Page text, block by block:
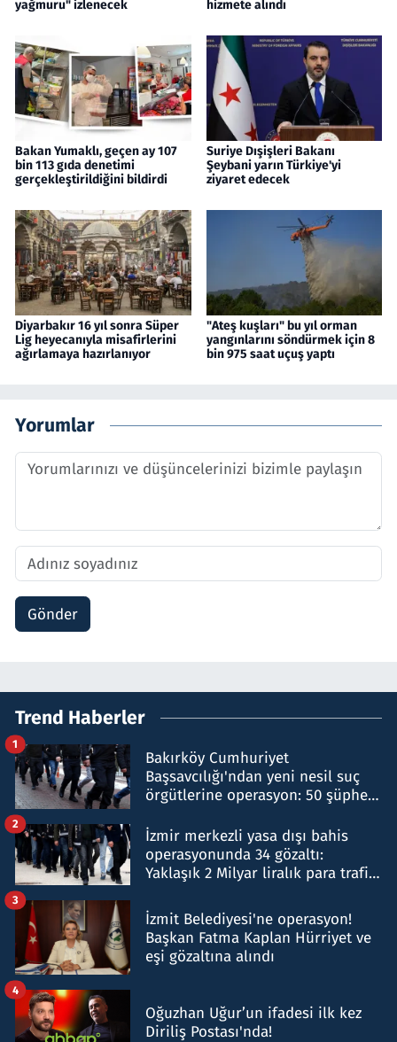
yağmuru" izlenecek hizmete alındı
Bakan Yumaklı, geçen ay 107
bin 113 gıda denetimi
gerçekleştirildiğini bildirdi
Suriye Dışişleri Bakanı
Şeybani yarın Türkiye'yi
ziyaret edecek
Diyarbakır 16 yıl sonra Süper
Lig heyecanıyla misafirlerini
ağırlamaya hazırlanıyor
"Ateş kuşları" bu yıl orman
yangınlarını söndürmek için 8
bin 975 saat uçuş yaptı
Yorumlar
Gönder
Trend Haberler
Bakırköy Cumhuriyet
Başsavcılığı'ndan yeni nesil suç
örgütlerine operasyon: 50 şüpheli
1
İzmir merkezli yasa dışı bahis
operasyonunda 34 gözaltı:
Yaklaşık 2 Milyar liralık para trafiği
2
İzmit Belediyesi'ne operasyon!
Başkan Fatma Kaplan Hürriyet ve
eşi gözaltına alındı
3
Oğuzhan Uğur’un ifadesi ilk kez
Diriliş Postası'nda!
4